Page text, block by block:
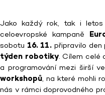
Jako každý rok, tak i
celoevropské kampaně
sobotu 16. 11. připravilo den
týden robotiky. Cílem celé
a programování mezi širší
workshopů, na které mohli
nás v rámci doprovodného